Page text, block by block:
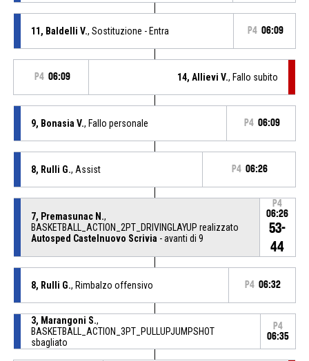
11, Baldelli V., Sostituzione - Entra P4 06:09
P4 06:09 14, Allievi V., Fallo subito
9, Bonasia V., Fallo personale P4 06:09
8, Rulli G., Assist P4 06:26
7, Premasunac N.,
BASKETBALL_ACTION_2PT_DRIVINGLAYUP realizzato
Autosped Castelnuovo Scrivia - avanti di 9
P4
06:26
53-
44
8, Rulli G., Rimbalzo offensivo P4 06:32
3, Marangoni S.,
BASKETBALL_ACTION_3PT_PULLUPJUMPSHOT
sbagliato
P4
06:35